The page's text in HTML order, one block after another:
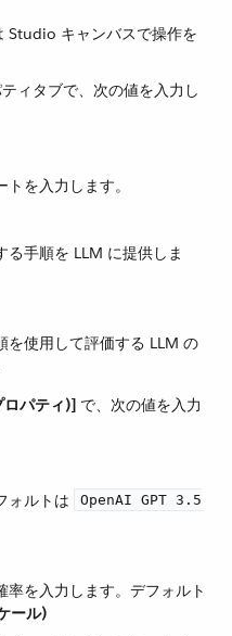
キャンバスで操作を
ティタブで、次の値を入力し
を入力します。
る手順を LLM に提供しま
を使用して評価する LLM の
パティ)] ​ で、次の値を入力
ォルトは
OpenAI GPT 3.5
を入力します。デフォルト
ール)